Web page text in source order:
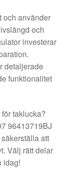
och använder
och
investerar
detaljerade
funktionalitet
taklucka?
96413719BJ
att
Välj rätt delar
idag!